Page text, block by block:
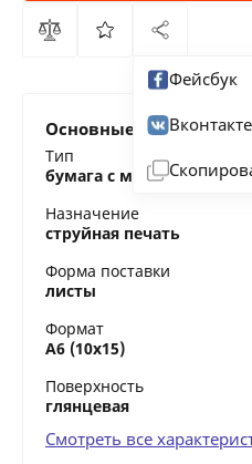
Фейсбук
Вконтакте
Основные
Тип
бумага с магнитным
Назначение
струйная печать
Форма поставки
листы
Формат
A6 (10x15)
Поверхность
глянцевая
Смотреть все